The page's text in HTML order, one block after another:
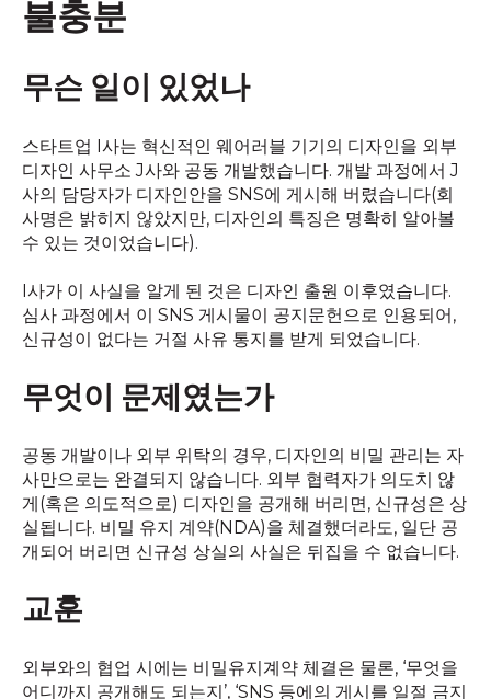
불충분
무슨 일이 있었나
스타트업 I사는 혁신적인 웨어러블 기기의 디자인을 외부
디자인 사무소 J사와 공동 개발했습니다. 개발 과정에서 J
사의 담당자가 디자인안을 SNS에 게시해 버렸습니다(회
사명은 밝히지 않았지만, 디자인의 특징은 명확히 알아볼
수 있는 것이었습니다).
I사가 이 사실을 알게 된 것은 디자인 출원 이후였습니다.
심사 과정에서 이 SNS 게시물이 공지문헌으로 인용되어,
신규성이 없다는 거절 사유 통지를 받게 되었습니다.
무엇이 문제였는가
공동 개발이나 외부 위탁의 경우, 디자인의 비밀 관리는 자
사만으로는 완결되지 않습니다. 외부 협력자가 의도치 않
게(혹은 의도적으로) 디자인을 공개해 버리면, 신규성은 상
실됩니다. 비밀 유지 계약(NDA)을 체결했더라도, 일단 공
개되어 버리면 신규성 상실의 사실은 뒤집을 수 없습니다.
교훈
외부와의 협업 시에는 비밀유지계약 체결은 물론, ‘무엇을
어디까지 공개해도 되는지’, ‘SNS 등에의 게시를 일절 금지